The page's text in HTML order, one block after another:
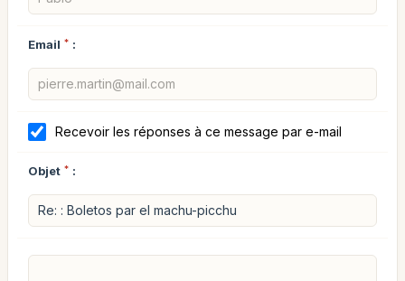
Email * :
Recevoir les réponses à ce message par e-mail
Objet * :